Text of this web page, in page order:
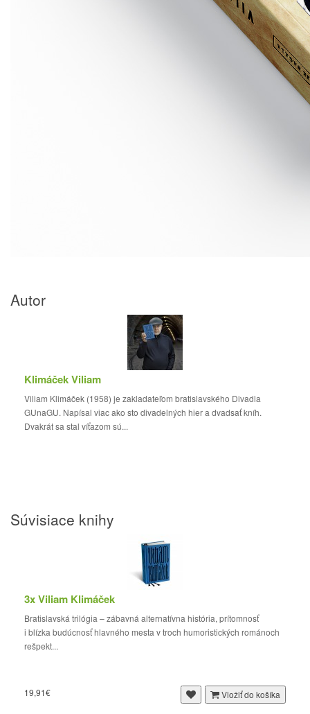
Autor
Klimáček Viliam
Viliam Klimáček (1958) je zakladateľom bratislavského Divadla
GUnaGU. Napísal viac ako sto divadelných hier a dvadsať kníh.
Dvakrát sa stal víťazom sú...
Súvisiace knihy
3x Viliam Klimáček
Bratislavská trilógia – zábavná alternatívna história, prítomnosť
i blízka budúcnosť hlavného mesta v troch humoristických románoch
rešpekt...
19,91€ Vložiť do košíka